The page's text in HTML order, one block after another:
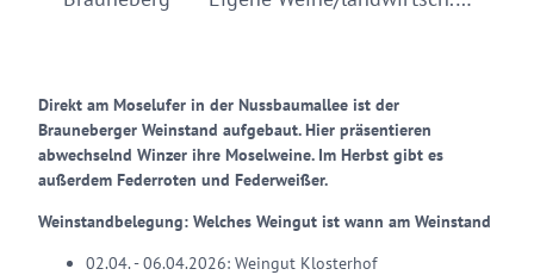
Direkt am Moselufer in der Nussbaumallee ist der
Brauneberger Weinstand aufgebaut. Hier präsentieren
abwechselnd Winzer ihre Moselweine. Im Herbst gibt es
außerdem Federroten und Federweißer.
Weinstandbelegung: Welches Weingut ist wann am Weinstand
02.04. - 06.04.2026: Weingut Klosterhof